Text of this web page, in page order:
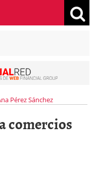
Pérez Sánchez
comercios